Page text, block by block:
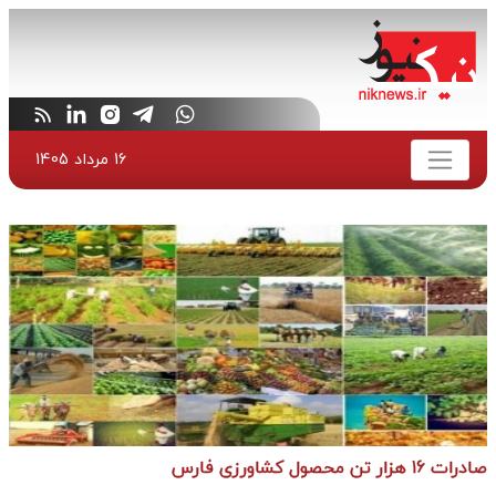
16 مرداد 1405
صادرات 16 هزار تن محصول کشاورزی فارس